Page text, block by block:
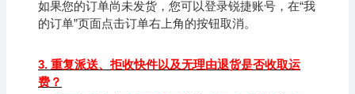
如果您的订单尚未发货，您可以登录锐捷账号，在“我
的订单”页面点击订单右上角的按钮取消。
3. 重复派送、拒收快件以及无理由退货是否收取运
费？